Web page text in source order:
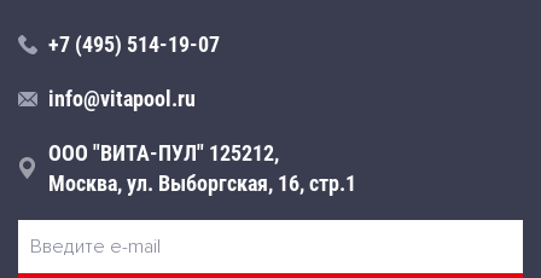
+7 (495) 514-19-07
info@vitapool.ru
ООО "ВИТА-ПУЛ" 125212,
Москва, ул. Выборгская, 16, стр.1